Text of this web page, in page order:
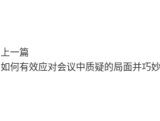
上一篇
如何有效应对会议中质疑的局面并巧